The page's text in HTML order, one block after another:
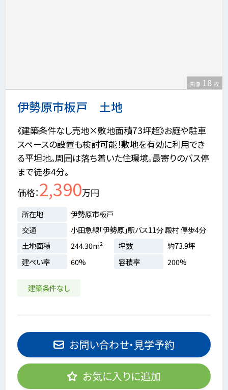
伊勢原市板戸 土地
画像 18 枚
《建築条件なし売地×敷地面積73坪超》お庭や駐車
スペースの設置も検討可能！敷地を有効に利用でき
る平坦地。周囲は落ち着いた住環境。最寄りのバス停
まで徒歩4分。
価格 2,390万円
所在地
伊勢原市板戸
交通
小田急線「伊勢原」駅バス11分 殿村 停歩4分
土地面積
244.30m² 坪数
約73.9坪
建ぺい率
60% 容積率 200%
建築条件なし
お問い合わせ・見学予約
お気に入りに追加